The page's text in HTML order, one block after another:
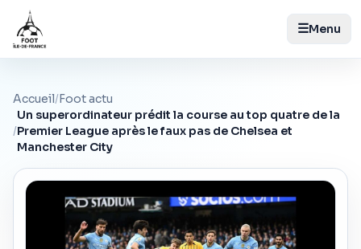
☰Menu
Accueil/Foot actu
/
Un superordinateur prédit la course au top quatre de la
Premier League après le faux pas de Chelsea et
Manchester City